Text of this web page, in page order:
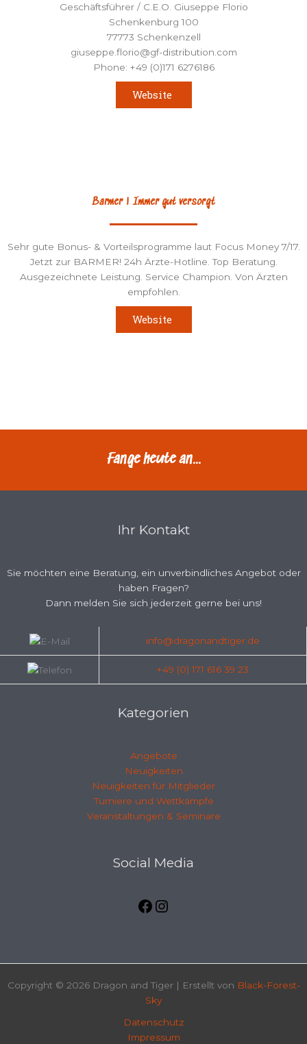
Geschäftsführer / C.E.O. Giuseppe Florio
Schenkenburg 100
77773 Schenkenzell
giuseppe.florio@gf-distribution.com
Phone: +49 (0)171 6276186
Website
Barmer | Immer gut versorgt
Sehr gute Bonus- & Vorteilsprogramme laut Focus Money 7/17.
Jetzt zur BARMER! 24h Ärzte-Hotline. Top Beratung.
Ausgezeichnete Leistung. Service Champion. Von Ärzten
empfohlen.
Website
Fange heute an...
Ihr Kontakt
Sie möchten eine Beratung, ein unverbindliches Angebot oder
haben Fragen?
Dann melden Sie sich jederzeit gerne bei uns!
info@dragonandtiger.de
+49 (0) 171 616 39 23
Kategorien
Angebote
Neuigkeiten
Neuigkeiten für Mitglieder
Turniere und Wettkämpfe
Veranstaltungen & Seminare
Social Media
Copyright © 2026 Dragon and Tiger | Erstellt von Black-Forest-
Sky
Datenschutz
Impressum